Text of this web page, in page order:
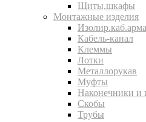
Щиты,шкафы
Монтажные изделия
Кабель-канал
Клеммы
Лотки
Металлорукав
Муфты
Наконечники и
Скобы
Трубы